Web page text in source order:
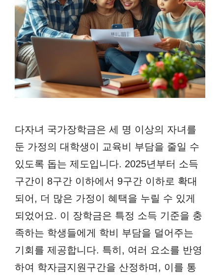
다자녀 국가장학금은 세 명 이상의 자녀를
둔 가정의 대학생이 교육비 부담을 줄일 수
있도록 돕는 제도입니다. 2025년부터 소득
구간이 8구간 이하에서 9구간 이하로 확대
되어, 더 많은 가정이 혜택을 누릴 수 있게
되었어요. 이 장학금은 특정 소득 기준을 충
족하는 학생들에게 학비 부담을 덜어주는
기회를 제공합니다. 특히, 여러 요소를 반영
하여 학자금지원구간을 산정하며, 이를 통